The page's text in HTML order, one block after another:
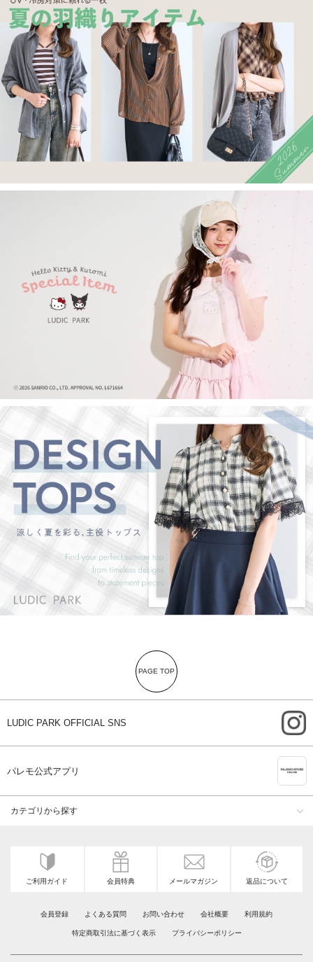
PAGE TOP
LUDIC PARK OFFICIAL SNS
パレモ公式アプリ
カテゴリから探す
ご利用ガイド 会員特典 メールマガジン 返品について
会員登録 よくある質問 お問い合わせ 会社概要 利用規約
特定商取引法に基づく表示 プライバシーポリシー